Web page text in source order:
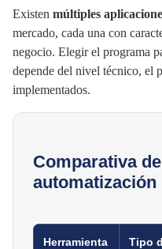
Existen múltiples
mercado, cada una con
negocio. Elegir el programa
depende del nivel técnico, el
implementados.
Comparativa
automatización
Herramienta
Tipo